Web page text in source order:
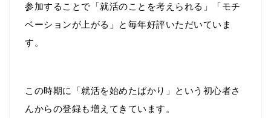
参加することで「就活のことを考えられる」「モチ
ベーションが上がる」と毎年好評いただいていま
す。
この時期に「就活を始めたばかり」という初心者さ
んからの登録も増えてきています。